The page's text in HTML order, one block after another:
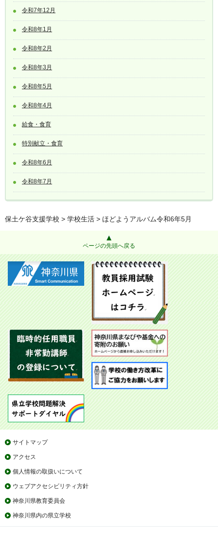
令和7年12月
令和8年1月
令和8年2月
令和8年3月
令和8年5月
令和8年4月
給食・食育
特別献立・食育
令和8年6月
令和8年7月
保土ケ谷支援学校 > 学校生活 > ほどようアルバム令和6年5月
ページの先頭へ戻る
サイトマップ
アクセス
個人情報の取扱いについて
ウェブアクセシビリティ方針
神奈川県教育委員会
神奈川県内の県立学校